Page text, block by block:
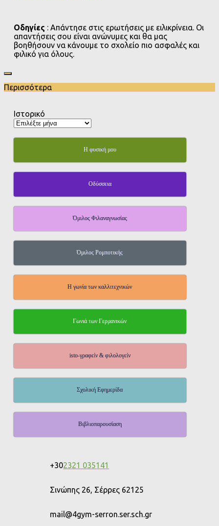
Οδηγίες : Απάντησε στις ερωτήσεις με ειλικρίνεια. Οι
απαντήσεις σου είναι ανώνυμες και θα μας
βοηθήσουν να κάνουμε το σχολείο πιο ασφαλές και
φιλικό για όλους.
Περισσότερα
Ιστορικό
Η φυσική μου
Οδύσσεια
Όμιλος Φιλαναγνωσίας
Όμιλος Ρομποτικής
Η γωνία των καλλιτεχνικών
Γωνιά των Γερμανικών
isto-γραφείν & φιλολογείν
Σχολική Εφημερίδα
Βιβλιοπαρουσίαση
+302321 035141
Σινώπης 26, Σέρρες 62125
mail@4gym-serron.ser.sch.gr